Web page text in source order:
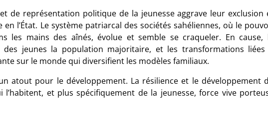
de représentation politique de la jeunesse aggrave leur exclusion
l’État. Le système patriarcal des sociétés sahéliennes, où le
les mains des aînés, évolue et semble se craqueler. En cause,
des jeunes la population majoritaire, et les transformations liées
sur le monde qui diversifient les modèles familiaux.
atout pour le développement. La résilience et le développement
et plus spécifiquement de la jeunesse, force vive